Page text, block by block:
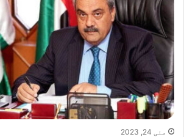
مئی 24, 2023